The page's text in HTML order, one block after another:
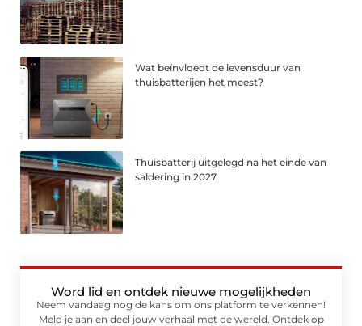
Wat beïnvloedt de levensduur van
thuisbatterijen het meest?
Thuisbatterij uitgelegd na het einde van
saldering in 2027
Word lid en ontdek nieuwe mogelijkheden
Neem vandaag nog de kans om ons platform te verkennen!
Meld je aan en deel jouw verhaal met de wereld. Ontdek op